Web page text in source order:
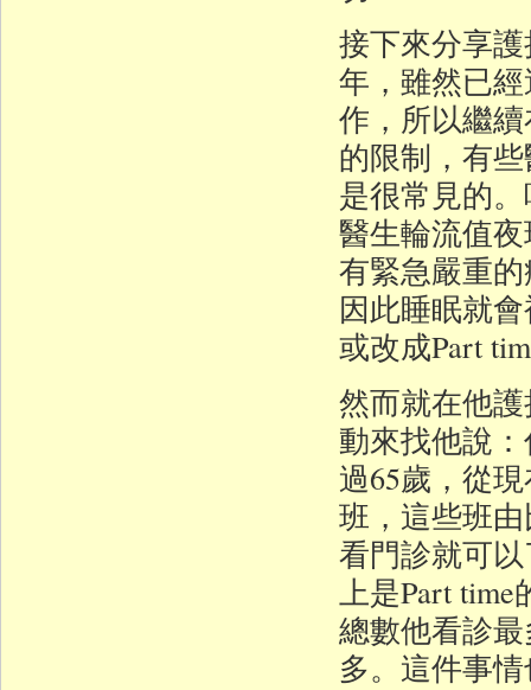
接下來分享
年，雖然已
作，所以繼
的限制，有
是很常見的
醫生輪流值
有緊急嚴重
因此睡眠就
或改成Part
然而就在他
動來找他說
過65歲，從
班，這些班
看門診就可
上是Part
總數他看診
多。這件事